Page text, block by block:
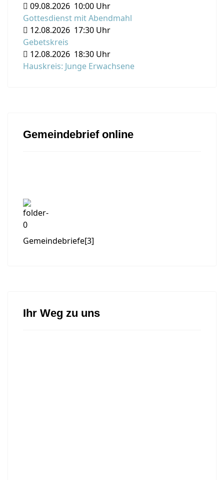
09.08.2026 10:00 Uhr
Gottesdienst mit Abendmahl
12.08.2026 17:30 Uhr
Gebetskreis
12.08.2026 18:30 Uhr
Hauskreis: Junge Erwachsene
Gemeindebrief online
Gemeindebriefe[3]
Ihr Weg zu uns